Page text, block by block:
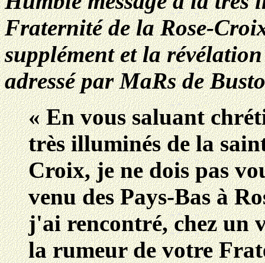
Fraternité de la Rose-
supplément et la
adressé par MaRs de
« En vous saluant
très illuminés de la
Croix, je ne dois pas
venu des Pays-Bas à
j'ai rencontré, chez un
la rumeur de votre